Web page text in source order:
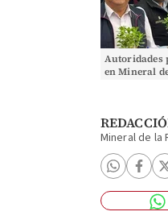
Autoridades
en Mineral
Mineral de la